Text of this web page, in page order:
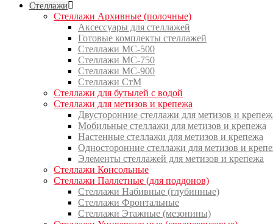
Стеллажи
Стеллажи Архивные (полочные)
Аксессуары для стеллажей
Готовые комплекты стеллажей
Стеллажи МС-500
Стеллажи МС-750
Стеллажи МС-900
Стеллажи СтМ
Стеллажи для бутылей с водой
Стеллажи для метизов и крепежа
Двусторонние стеллажи для метизов и
Мобильные стеллажи для метизов и крепежа
Настенные стеллажи для метизов и крепежа
Односторонние стеллажи для метизов и
Элементы стеллажей для метизов и крепежа
Стеллажи Консольные
Стеллажи Паллетные (для поддонов)
Стеллажи Набивные (глубинные)
Стеллажи Фронтальные
Стеллажи Этажные (мезонины)